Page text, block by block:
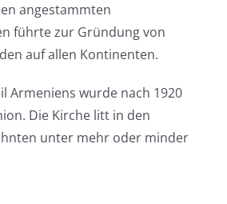
angestammten
führte zur Gründung von
auf allen Kontinenten.
Armeniens wurde nach 1920
Die Kirche litt in den
unter mehr oder minder